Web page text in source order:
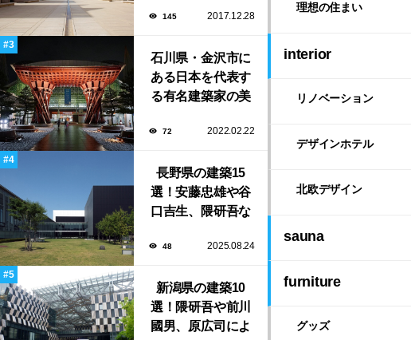
研究所」。
145 2017.12.28
石川県・金沢市に
ある日本を代表す
る有名建築家の美
72 2022.02.22
長野県の建築15
選！安藤忠雄や谷
口吉生、隈研吾な
る豊かな自然と調
共施設！
48 2025.08.24
新潟県の建築10
選！隈研吾や前川
國男、原広司によ
理想の住まい
interior
リノベーション
デザインホテル
北欧デザイン
sauna
furniture
グッズ